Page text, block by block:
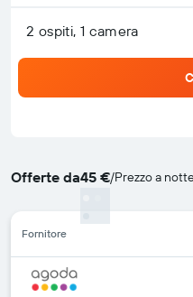
2 ospiti, 1 camera
Offerte da45 €/Prezzo a
Fornitore